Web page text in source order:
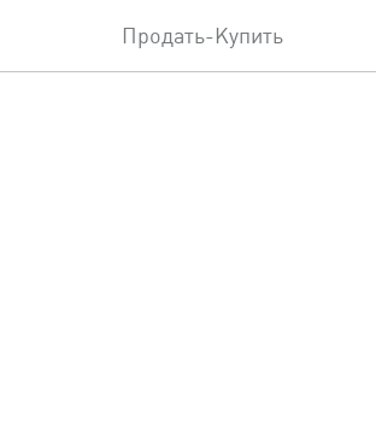
Продать-Купить